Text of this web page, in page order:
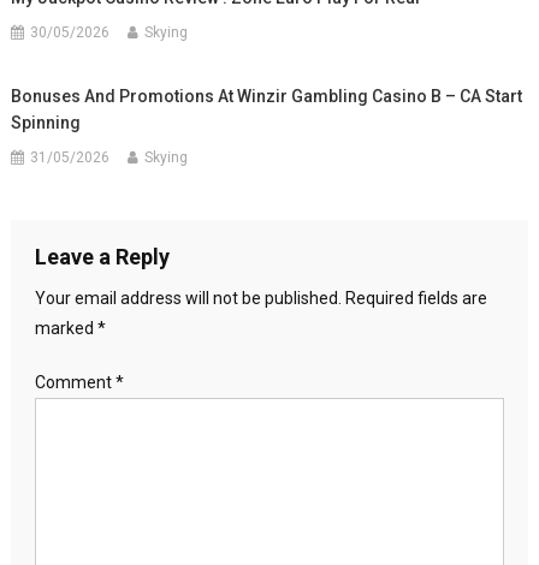
30/05/2026 Skying
Bonuses And Promotions At Winzir Gambling Casino B – CA Start
Spinning
31/05/2026 Skying
Leave a Reply
Your email address will not be published.
Required fields are
marked *
Comment*